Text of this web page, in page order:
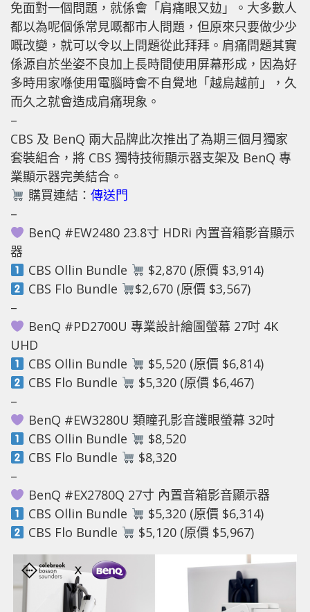
免面對一個問題，就係會「肩痛眼又攰」。大多數人
都以為呢個係常見嘅都市人問題，但原來只要做少少
嘅改變，就可以令以上問題從此拜拜。肩痛問題其實
係源自於坐姿不良加上長時間使用屏幕形成，因為好
多時用家喺使用電腦時會不自覺地「越烏越前」，久
而久之就會造成肩痛現象。
–
CBS 及 BenQ 兩大品牌此次推出了為期三個月獨家
套裝組合，將 CBS 獨特技術顯示器支架及 BenQ 專
業顯示器完美結合。
購買連結： 傳送門
–
BenQ #EW2480 23.8寸 HDRi 內置音箱影音顯示
器
CBS Ollin Bundle
$2,870 (原價 $3,914)
CBS Flo Bundle
$2,670 (原價 $3,567)
–
BenQ #PD2700U 專業設計繪圖螢幕 27吋 4K
UHD
CBS Ollin Bundle
$5,520 (原價 $6,814)
CBS Flo Bundle
$5,320 (原價 $6,467)
–
BenQ #EW3280U 類瞳孔影音護眼螢幕 32吋
CBS Ollin Bundle
$8,520
CBS Flo Bundle
$8,320
–
BenQ #EX2780Q 27寸 內置音箱影音顯示器
CBS Ollin Bundle
$5,320 (原價 $6,314)
CBS Flo Bundle
$5,120 (原價 $5,967)